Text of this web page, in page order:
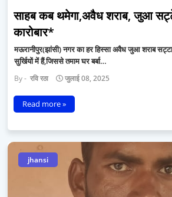
साहब कब थमेगा,अवैध शराब, जुआ
कारोबार*
मऊरानीपुर(झांसी) नगर का हर हिस्सा अवैध जुआ शराब
सुर्खियों में हैं,जिससे तमाम घर बर्बा…
रवि रठा जुलाई 08, 2025
Read more »
jhansi